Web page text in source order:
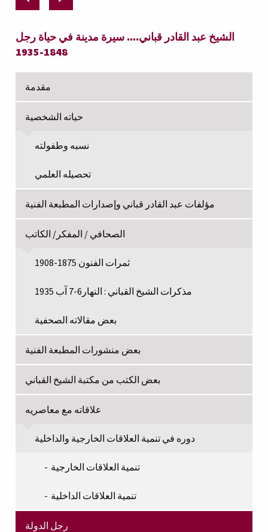
الشيخ عبد القادر قباني.... سيرة مدينة في حياة رجل
1848-1935
مقدمة
حياته الشخصية
نسبه وطفولته
تحصيله العلمي
مؤلفات عبد القادر قباني وإصدارات المطبعة الفنية
الصحافي / المفكر/ الكاتب
ثمرات الفنون 1875-1908
مذكرات الشيخ القباني : النهار6-7 آب 1935
بعض مقالاته الصحفية
بعض منشورات المطبعة الفنية
بعض الكتب من مكتبة الشيخ القباني
علاقاته مع معاصريه
دوره في تنمية العلاقات الخارجية والداخلية
تنمية العلاقات الخارجية
تنمية العلاقات الداخلية
رجل الدولة